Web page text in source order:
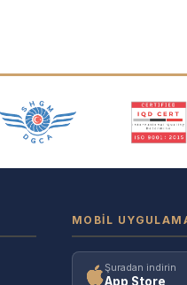
MOBIL
Şuradan indirin
App Store